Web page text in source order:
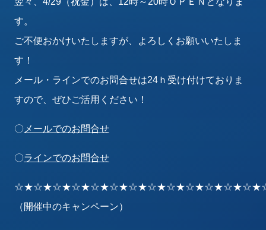
す。
ご不便おかけいたしますが、よろしくお願いいたしま
す！
メール・ラインでのお問合せは24ｈ受け付けておりま
すので、ぜひご活用ください！
〇 メールでのお問合せ
〇ラインでのお問合せ
（開催中のキャンペーン）